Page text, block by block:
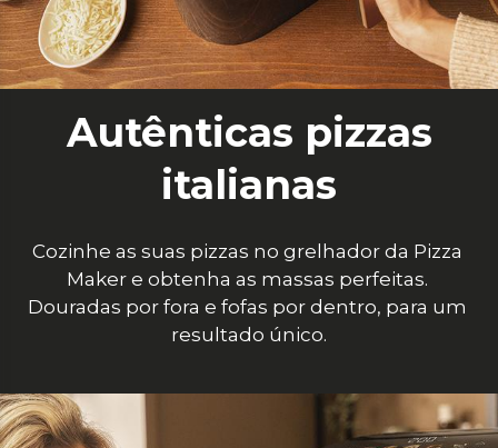
Autênticas pizzas
italianas
Cozinhe as suas pizzas no grelhador da Pizza
Maker e obtenha as massas perfeitas.
Douradas por fora e fofas por dentro, para um
resultado único.